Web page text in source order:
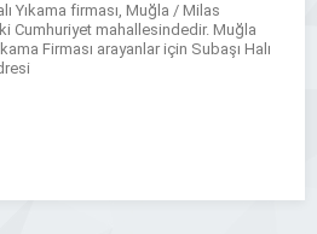
Yıkama firması, Muğla / Milas
Cumhuriyet mahallesindedir. Muğla
Firması arayanlar için Subaşı Halı